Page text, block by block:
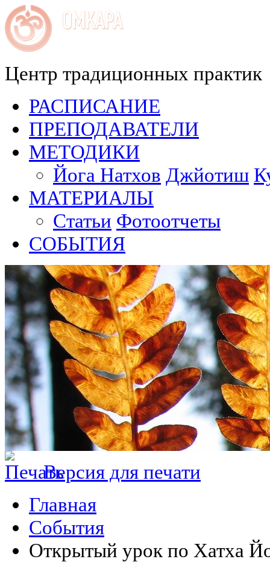
Центр традиционных практик
РАСПИСАНИЕ
ПРЕПОДАВАТЕЛИ
МЕТОДИКИ
Йога Натхов Джйотиш
МАТЕРИАЛЫ
Статьи Фотоотчеты
СОБЫТИЯ
Версия для печати
Главная
События
Открытый урок по Хатха